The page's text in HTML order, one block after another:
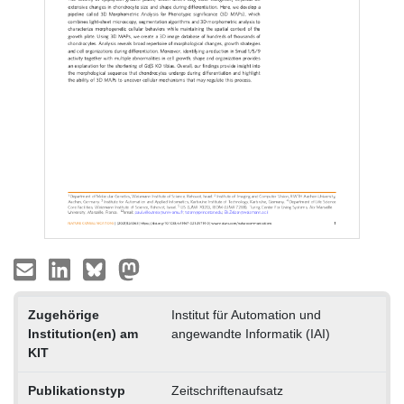
Zugehörige
Institution(en) am
KIT
Institut für Automation und
angewandte Informatik (IAI)
Publikationstyp Zeitschriftenaufsatz